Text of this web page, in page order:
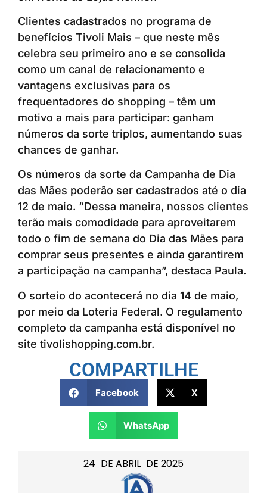
24 DE ABRIL DE 2025
Clientes cadastrados no programa de
benefícios Tivoli Mais – que neste mês
celebra seu primeiro ano e se consolida
como um canal de relacionamento e
vantagens exclusivas para os
frequentadores do shopping – têm um
motivo a mais para participar: ganham
números da sorte triplos, aumentando suas
chances de ganhar.
Os números da sorte da Campanha de Dia
das Mães poderão ser cadastrados até o dia
12 de maio. “Dessa maneira, nossos clientes
terão mais comodidade para aproveitarem
todo o fim de semana do Dia das Mães para
comprar seus presentes e ainda garantirem
a participação na campanha”, destaca Paula.
O sorteio do acontecerá no dia 14 de maio,
por meio da Loteria Federal. O regulamento
completo da campanha está disponível no
site tivolishopping.com.br.
COMPARTILHE
Facebook X
WhatsApp